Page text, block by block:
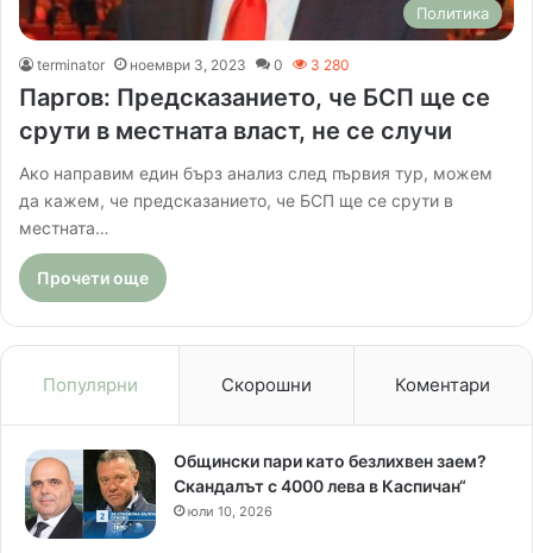
Политика
terminator ноември 3, 2023 0 3 280
Паргов: Предсказанието, че БСП ще се
срути в местната власт, не се случи
Ако направим един бърз анализ след първия тур, можем
да кажем, че предсказанието, че БСП ще се срути в
местната…
Прочети още
Популярни Скорошни Коментари
Общински пари като безлихвен заем?
Скандалът с 4000 лева в Каспичан“
юли 10, 2026